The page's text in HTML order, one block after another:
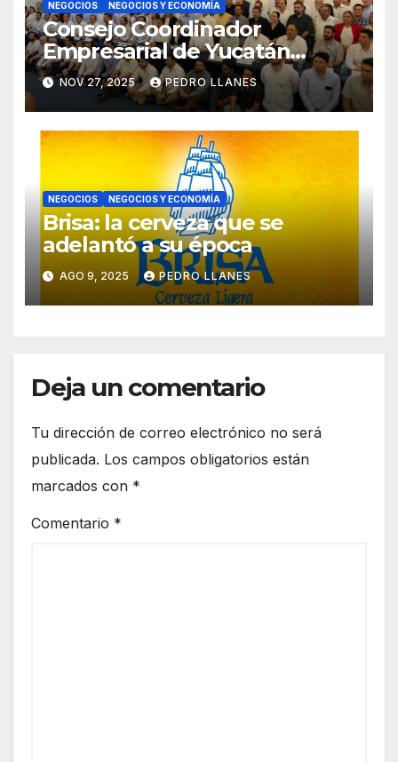
NEGOCIOS NEGOCIOS Y ECONOMÍA
Consejo Coordinador
Empresarial de Yucatán
rechaza alza al impuesto
sobre la nómina
NOV 27, 2025 PEDRO LLANES
NEGOCIOS NEGOCIOS Y ECONOMÍA
Brisa: la cerveza que se
adelantó a su época
AGO 9, 2025 PEDRO LLANES
Deja un comentario
Tu dirección de correo electrónico no será
publicada. Los campos obligatorios están
marcados con *
Comentario *